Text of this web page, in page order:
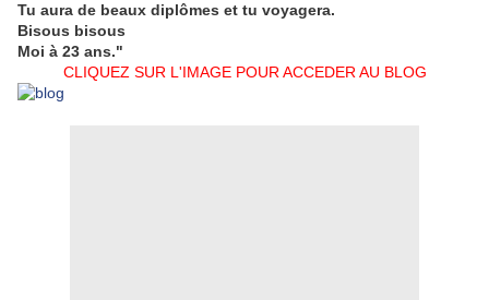
Tu aura de beaux diplômes et tu voyagera.
Bisous bisous
Moi à 23 ans."
CLIQUEZ SUR L'IMAGE POUR ACCEDER AU BLOG